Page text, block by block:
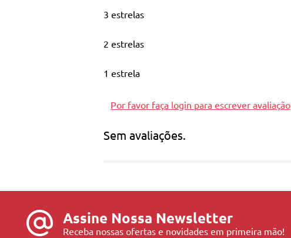
Lateral em tela para ventilação
Confecção em tecido 100% poliéster
3 estrelas
2 estrelas
1 estrela
Por favor faça login para escrever avaliação
Sem avaliações.
Assine Nossa Newsletter
Receba nossas ofertas e novidades em primeira mão!